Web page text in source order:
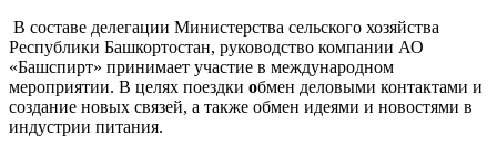
В составе делегации Министерства сельского хозяйства
Республики Башкортостан, руководство компании АО
«Башспирт» принимает участие в международном
мероприятии. В целях поездки обмен деловыми контактами и
создание новых связей, а также обмен идеями и новостями в
индустрии питания.